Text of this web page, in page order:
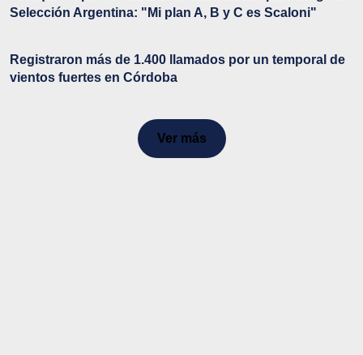
Selección Argentina: "Mi plan A, B y C es Scaloni"
Registraron más de 1.400 llamados por un temporal de
vientos fuertes en Córdoba
Ver más